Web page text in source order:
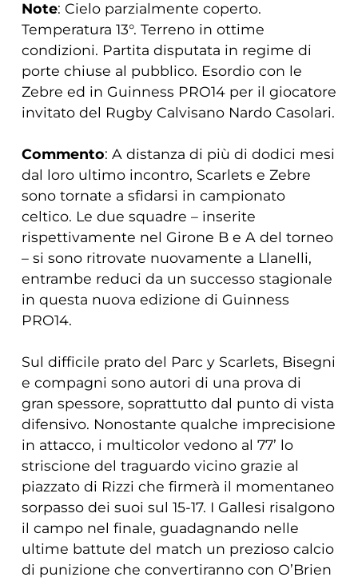
Note: Cielo parzialmente coperto.
Temperatura 13°. Terreno in ottime
condizioni. Partita disputata in regime di
porte chiuse al pubblico. Esordio con le
Zebre ed in Guinness PRO14 per il giocatore
invitato del Rugby Calvisano Nardo Casolari.
Commento: A distanza di più di dodici mesi
dal loro ultimo incontro, Scarlets e Zebre
sono tornate a sfidarsi in campionato
celtico. Le due squadre – inserite
rispettivamente nel Girone B e A del torneo
– si sono ritrovate nuovamente a Llanelli,
entrambe reduci da un successo stagionale
in questa nuova edizione di Guinness
PRO14.
Sul difficile prato del Parc y Scarlets, Bisegni
e compagni sono autori di una prova di
gran spessore, soprattutto dal punto di vista
difensivo. Nonostante qualche imprecisione
in attacco, i multicolor vedono al 77’ lo
striscione del traguardo vicino grazie al
piazzato di Rizzi che firmerà il momentaneo
sorpasso dei suoi sul 15-17. I Gallesi risalgono
il campo nel finale, guadagnando nelle
ultime battute del match un prezioso calcio
di punizione che convertiranno con O’Brien